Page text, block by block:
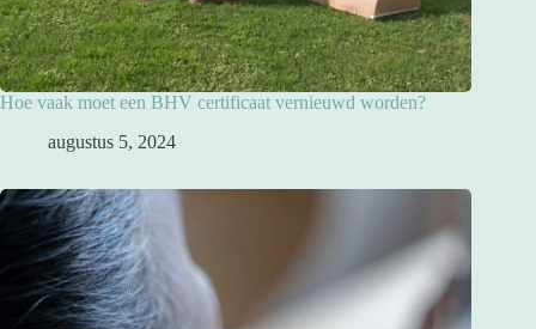
Hoe vaak moet een BHV certificaat vernieuwd worden?
augustus 5, 2024